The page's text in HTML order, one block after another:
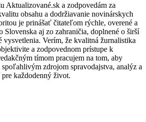
Aktualizované.sk a zodpovedám za
obsahu a dodržiavanie novinárskych
je prinášať čitateľom rýchle, overené a
Slovenska aj zo zahraničia, doplnené o širší
vysvetlenia. Verím, že kvalitná žurnalistika
a zodpovednom prístupe k
tímom pracujem na tom, aby
zdrojom spravodajstva, analýz a
každodenný život.